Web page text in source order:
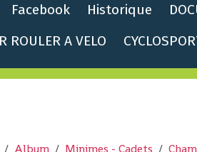
Facebook Historique
ROULER A VELO
Album Minimes - Cadets